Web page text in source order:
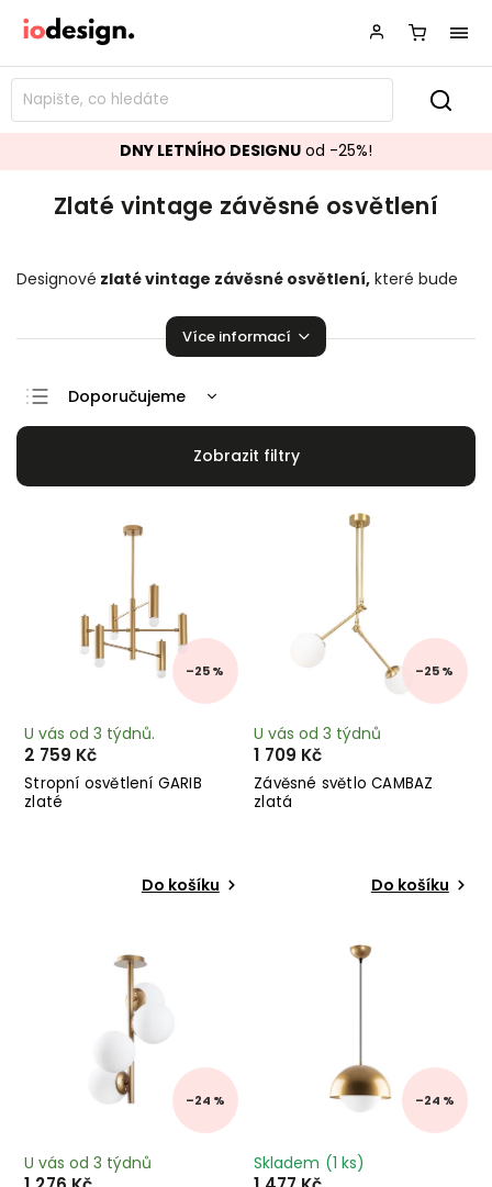
DNY LETNÍHO DESIGNU od -25%!
Zlaté vintage závěsné osvětlení
Designové zlaté vintage závěsné osvětlení, které bude
úroveň Vaší domácnosti.
Více informací
Doporučujeme
Nejlevnější
Abecedně
–25 %
Stropní osvětlení GARIB
zlaté
U vás od 3 týdnů.
2 759 Kč
Do košíku
–25 %
Závěsné světlo CAMBAZ
zlatá
U vás od 3 týdnů
1 709 Kč
Do košíku
–24 %
U vás od 3 týdnů
–24 %
Skladem (1 ks)